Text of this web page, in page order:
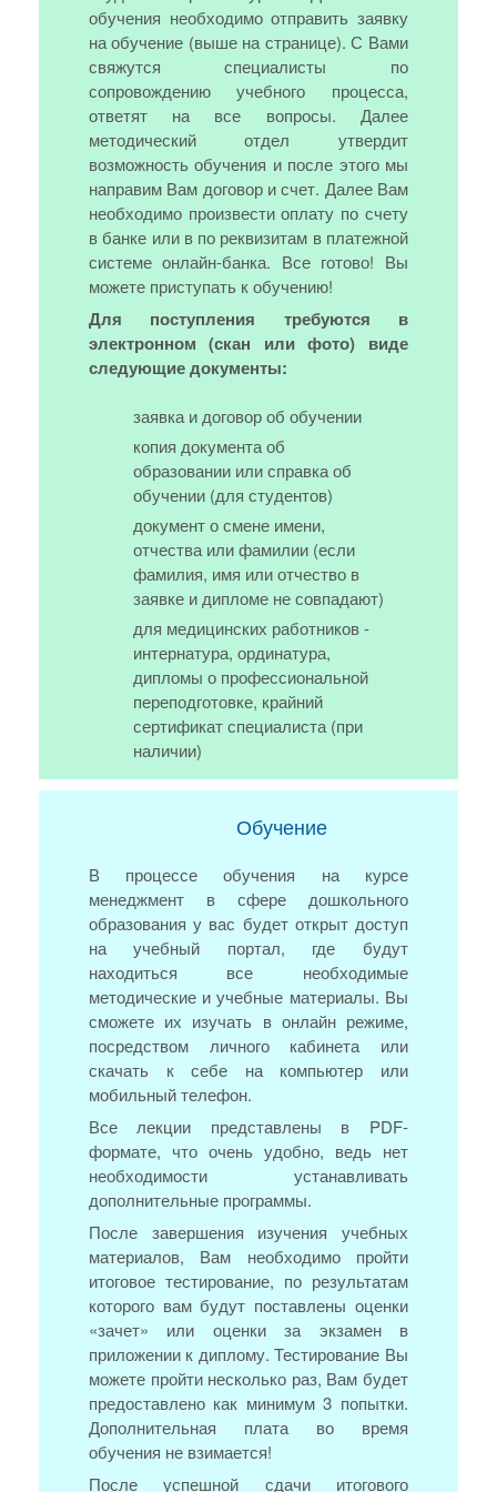
обучения необходимо отправить заявку
на обучение (выше на странице). С Вами
свяжутся специалисты по
сопровождению учебного процесса,
ответят на все вопросы. Далее
методический отдел утвердит
возможность обучения и после этого мы
направим Вам договор и счет. Далее Вам
необходимо произвести оплату по счету
в банке или в по реквизитам в платежной
системе онлайн-банка. Все готово! Вы
можете приступать к обучению!
Для поступления требуются в
электронном (скан или фото) виде
следующие документы:
заявка и договор об обучении
копия документа об
образовании или справка об
обучении (для студентов)
документ о смене имени,
отчества или фамилии (если
фамилия, имя или отчество в
заявке и дипломе не совпадают)
для медицинских работников -
интернатура, ординатура,
дипломы о профессиональной
переподготовке, крайний
сертификат специалиста (при
наличии)
Обучение
В процессе обучения на курсе
менеджмент в сфере дошкольного
образования у вас будет открыт доступ
на учебный портал, где будут
находиться все необходимые
методические и учебные материалы. Вы
сможете их изучать в онлайн режиме,
посредством личного кабинета или
скачать к себе на компьютер или
мобильный телефон.
Все лекции представлены в PDF-
формате, что очень удобно, ведь нет
необходимости устанавливать
дополнительные программы.
После завершения изучения учебных
материалов, Вам необходимо пройти
итоговое тестирование, по результатам
которого вам будут поставлены оценки
«зачет» или оценки за экзамен в
приложении к диплому. Тестирование Вы
можете пройти несколько раз, Вам будет
предоставлено как минимум 3 попытки.
Дополнительная плата во время
обучения не взимается!
После успешной сдачи итогового